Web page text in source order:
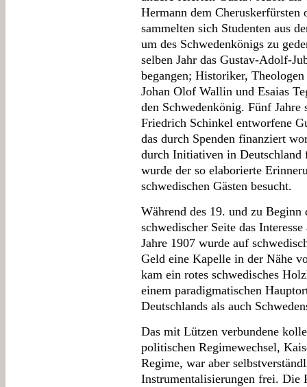
Hermann dem
sammelten sich Studenten aus
um des Schwedenkönigs zu
selben Jahr das Gustav-Adolf-
begangen; Historiker,
Johan Olof Wallin und Esaias
den Schwedenkönig. Fünf
Friedrich Schinkel entworfene
das durch Spenden finanziert
durch Initiativen in Deutschland
wurde der so elaborierte
schwedischen Gästen besucht.
Während des 19. und zu Beginn
schwedischer Seite das
Jahre 1907 wurde auf
Geld eine Kapelle in der Nähe
kam ein rotes schwedisches
einem paradigmatischen
Deutschlands als auch
Das mit Lützen verbundene
politischen Regimewechsel,
Regime, war aber
Instrumentalisierungen frei. Die